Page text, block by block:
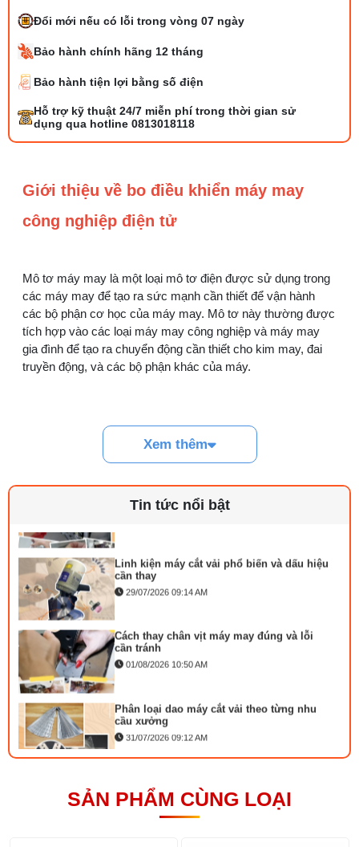
Đổi mới nếu có lỗi trong vòng 07 ngày
Bảo hành chính hãng 12 tháng
Bảo hành tiện lợi bằng số điện
Hỗ trợ kỹ thuật 24/7 miễn phí trong thời gian sử
dụng qua hotline 0813018118
Giới thiệu về bo điều khiển máy may
công nghiệp điện tử
Mô tơ máy may là một loại mô tơ điện được sử dụng trong
các máy may để tạo ra sức mạnh cần thiết để vận hành
các bộ phận cơ học của máy may. Mô tơ này thường được
tích hợp vào các loại máy may công nghiệp và máy may
gia đình để tạo ra chuyển động cần thiết cho kim may, đai
truyền động, và các bộ phận khác của máy.
Thông Số Kỹ Thuật :
Tốc độ may tối đa: 5.000mũi/ phút
Tốc độ cắt chỉ tối đa: 300vòng / phút
Hành trình trụ kim: 30,7 mm
Nhấc chân vịt: bằng tay: 5.5mm / bằng đầu gối:
13mm
Loại kim: db × 1 (# 14) # 9 ~ # 18/134 (nm90)
Nguồn điện: 1p 200v ~ 240v
Công suất mô tơ: 400w
Công suất tiêu thụ: 250va
Xem thêm
Tin tức nổi bật
Bộ phụ trợ kéo vải máy may là gì? Công
dụng và cách lắp
Tổng hợp 6 loại kéo cắt vải ngành may
25/07/2026 09:30 AM
chỉ đúng
21/07/2026 09:08 AM
Cách vệ sinh máy cắt nhiệt dây đai an toàn,
dễ làm
08/08/2026 08:58 AM
05/08/2026 10:52 AM
Cách lắp kim máy vắt sổ đúng chiều tránh
03/08/2026 10:22 AM
Linh kiện máy cắt vải phổ biến và dấu hiệu
cần thay
29/07/2026 09:14 AM
Cách thay chân vịt máy may đúng và lỗi
cần tránh
Phân loại dao máy cắt vải theo từng nhu
cầu xưởng
31/07/2026 09:12 AM
23/07/2026 10:21 AM
SẢN PHẨM CÙNG LOẠI